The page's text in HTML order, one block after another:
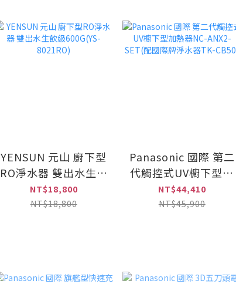
YENSUN 元山 廚下型
RO淨水器 雙出水生飲
級600G(YS-8021RO)
NT$18,800
NT$18,800
Panasonic 國際 第二
代觸控式UV櫥下型加
熱器NC-ANX2-
SET(配國際牌淨水器
NT$44,410
NT$45,900